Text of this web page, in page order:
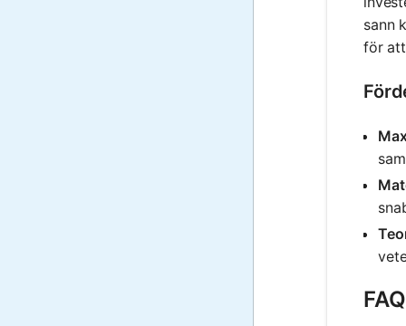
sann
för